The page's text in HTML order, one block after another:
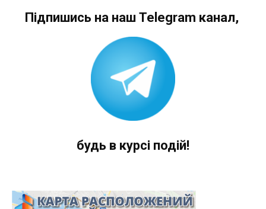
Підпишись на наш Telegram канал,
будь в курсі подій!